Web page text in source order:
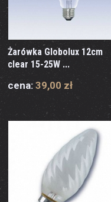
Żarówka Globolux 12cm
clear 15-25W ...
cena: 39,00 zł